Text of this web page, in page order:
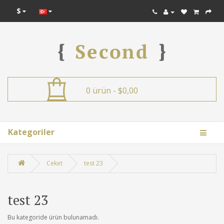
$
0 ürün - $0,00
Kategoriler
Ceket test 23
test 23
Bu kategoride ürün bulunamadı.